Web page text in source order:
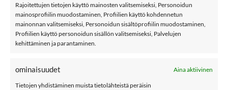
Rajoitettujen tietojen käyttö mainosten valitsemiseksi, Personoidun
mainosprofiilin muodostaminen, Profiilien käyttö kohdennetun
mainonnan valitsemiseksi, Personoidun sisältöprofiilin muodostaminen,
Profiilien käyttö personoidun sisällön valitsemiseksi, Palvelujen
kehittäminen ja parantaminen.
ominaisuudet Aina aktiivinen
Tietojen yhdistäminen muista tietolähteistä peräisin
LISÄTIEDOT
ARVIOT (1)
Name it NBMNOBBU sukat, Island Fossil
Name it NBMNOBBU on ihanat sukat pienille. Sukan varren